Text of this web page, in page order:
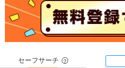
セーフサーチ ？